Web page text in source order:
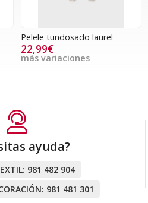
Pelele tundosado laurel
22,99€
más variaciones
ayuda?
981 482 904
981 481 301